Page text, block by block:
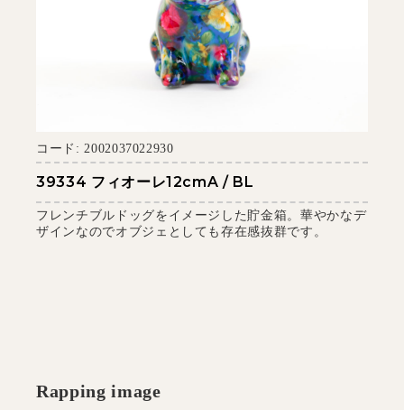
コード: 2002037022930
39334 フィオーレ12cmA / BL
フレンチブルドッグをイメージした貯金箱。華やかなデ
ザインなのでオブジェとしても存在感抜群です。